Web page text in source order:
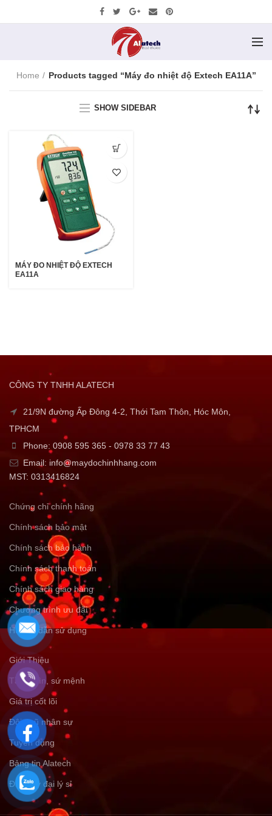
Home Products tagged “Máy đo nhiệt độ Extech EA11A”
SHOW SIDEBAR
MÁY ĐO NHIỆT ĐỘ EXTECH
EA11A
CÔNG TY TNHH ALATECH
21/9N đường Ấp Đông 4-2, Thới Tam Thôn, Hóc Môn,
TPHCM
Phone: 0908 595 365 - 0978 33 77 43
Email: info@maydochinhhang.com
MST: 0313416824
Chứng chỉ chính hãng
Chính sách bảo mật
Chính sách bảo hành
Chính sách thanh toán
Chính sách giao hàng
Chương trình ưu đãi
Hướng dẫn sử dụng
Giới Thiệu
Tầm nhìn, sứ mệnh
Giá trị cốt lõi
Đội ngũ nhân sự
Tuyển dụng
Bảng tin Alatech
Đăng ký đại lý sỉ